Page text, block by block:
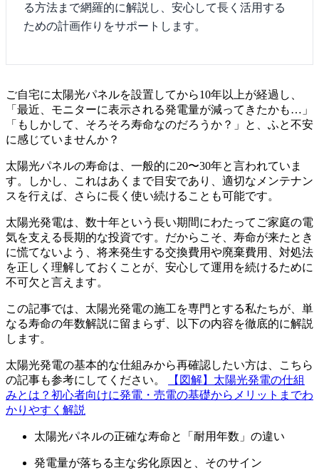
る方法まで網羅的に解説し、安心して長く活用する
ための計画作りをサポートします。
ご自宅に太陽光パネルを設置してから10年以上が経過し、
「最近、モニターに表示される発電量が減ってきたかも…」
「もしかして、そろそろ寿命なのだろうか？」と、ふと不安
に感じていませんか？
太陽光パネルの寿命は、一般的に20〜30年と言われていま
す。しかし、これはあくまで目安であり、適切なメンテナン
スを行えば、さらに長く使い続けることも可能です。
太陽光発電は、数十年という長い期間にわたってご家庭の電
気を支える長期的な投資です。だからこそ、寿命が来たとき
に慌てないよう、将来発生する交換費用や廃棄費用、対処法
を正しく理解しておくことが、安心して運用を続けるために
不可欠と言えます。
この記事では、太陽光発電の施工を専門とする私たちが、単
なる寿命の年数解説に留まらず、以下の内容を徹底的に解説
します。
太陽光発電の基本的な仕組みから再確認したい方は、こちら
の記事も参考にしてください。
【図解】太陽光発電の仕組
みとは？初心者向けに発電・売電の基礎からメリットまでわ
かりやすく解説
太陽光パネルの正確な寿命と「耐用年数」の違い
発電量が落ちる主な劣化原因と、そのサイン